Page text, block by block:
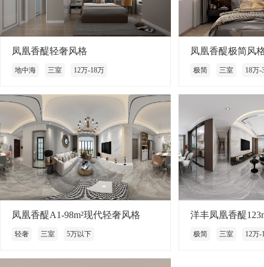
凤凰香醍轻奢风格
地中海 三室 12万-18万
凤凰香醍极简风
极简 三室 18万-
凤凰香醍A1-98m²现代轻奢风格
轻奢 三室 5万以下
洋丰凤凰香醍
极简 三室 12万-